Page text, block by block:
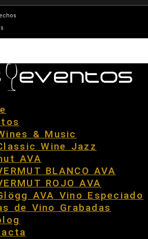
& Music
Wine Jazz
AVA
BLANCO AVA
ROJO AVA
AVA Vino Especiado
de Vino Grabadas